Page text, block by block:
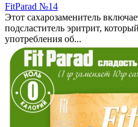
FitParad №14
Этот сахарозаменитель
подсластитель эритрит,
употребления об...